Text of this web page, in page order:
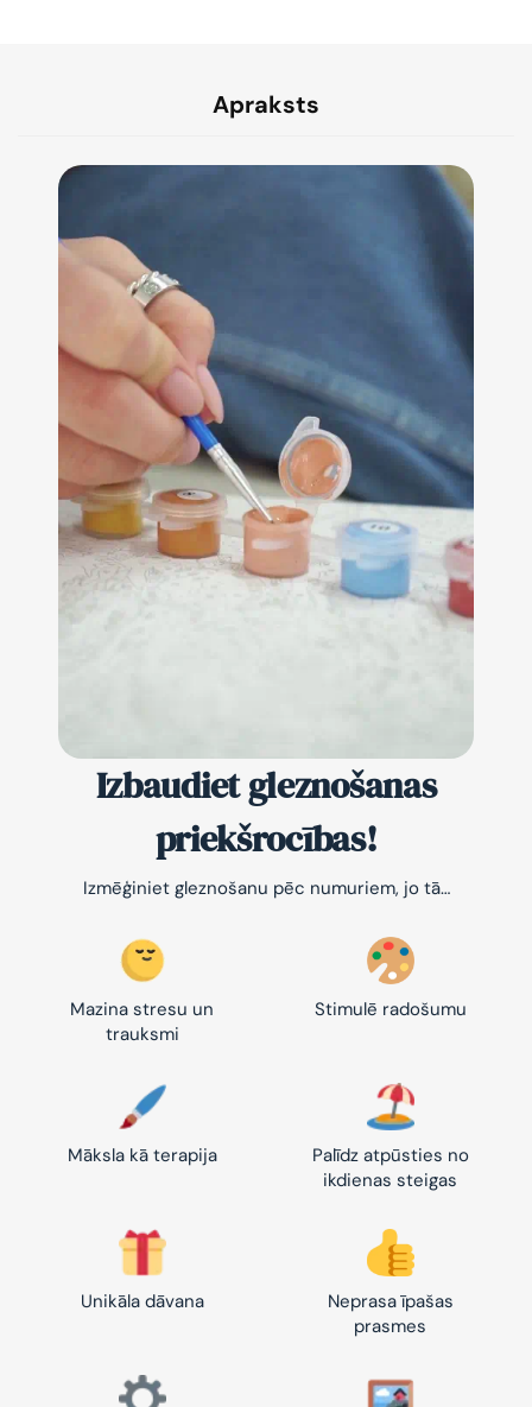
Apraksts
Izbaudiet gleznošanas
priekšrocības!
Izmēģiniet gleznošanu pēc numuriem, jo tā…
Mazina stresu un
trauksmi
Stimulē radošumu
Māksla kā terapija
Palīdz atpūsties no
ikdienas steigas
Unikāla dāvana
Neprasa īpašas
prasmes